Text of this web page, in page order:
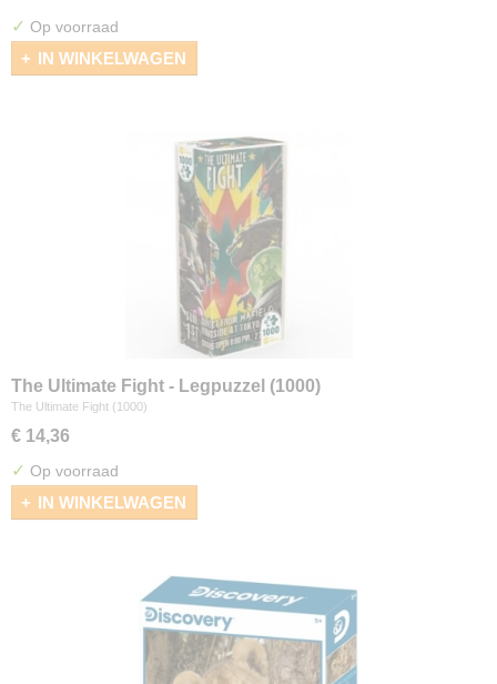
✓ Op voorraad
IN WINKELWAGEN
The Ultimate Fight - Legpuzzel (1000)
The Ultimate Fight (1000)
€ 14,36
✓ Op voorraad
IN WINKELWAGEN